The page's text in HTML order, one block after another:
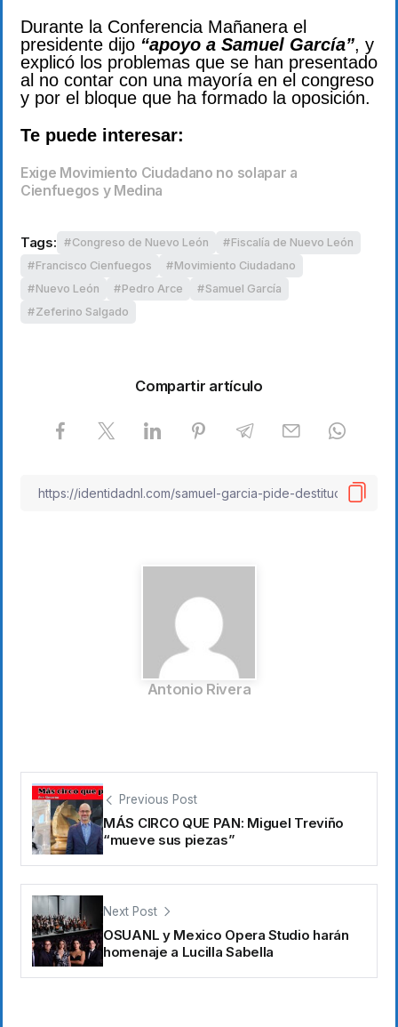
Durante la Conferencia Mañanera el
presidente dijo “apoyo a Samuel García”, y
explicó los problemas que se han presentado
al no contar con una mayoría en el congreso
y por el bloque que ha formado la oposición.
Te puede interesar:
Exige Movimiento Ciudadano no solapar a
Cienfuegos y Medina
Tags: Congreso de Nuevo León
Fiscalía de Nuevo León
Francisco Cienfuegos
Movimiento Ciudadano
Nuevo León
Pedro Arce
Samuel García
Zeferino Salgado
Compartir artículo
Antonio Rivera
Previous Post
MÁS CIRCO QUE PAN: Miguel Treviño
“mueve sus piezas”
Next Post
OSUANL y Mexico Opera Studio harán
homenaje a Lucilla Sabella